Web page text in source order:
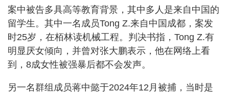
案中被告多具高等教育背景，其中多人是来自中国的
留学生。其中一名成员Tong Z.来自中国成都，案发
时25岁，在栢林读机械工程。判决书指，Tong Z.有
明显厌女倾向，并曾对张大鹏表示，他在网络上看
到，8成女性被强暴后都不会发声。
另一名群组成员蒋中懿于2024年12月被捕，当时是